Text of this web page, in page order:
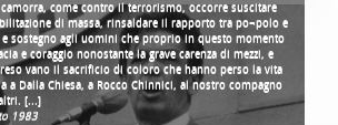
come contro il terrorismo, occorre suscitare
di massa, rinsaldare il rapporto tra po¬polo e
sostegno agli uomini che proprio in questo momento
e coraggio nonostante la grave carenza di mezzi, e
vano il sacrificio di coloro che hanno perso la vita
a Dalla Chiesa, a Rocco Chinnici, al nostro compagno
[...]
1983